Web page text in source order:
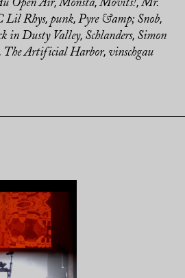
Open Air, Monsta, Movits!, Mr.
Lil Rhys, punk, Pyre &amp; Snob,
in Dusty Valley, Schlanders, Simon
The Artificial Harbor, vinschgau